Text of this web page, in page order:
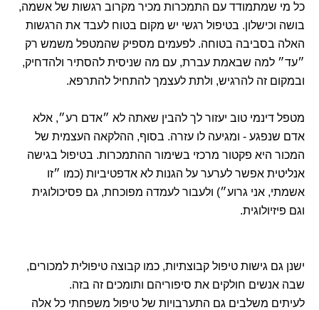
כל מי שמתמודד עם התמכרות מכיר מקרוב רגשות של אשמה,
בושה וכישלון. בטיפול רגשי יש מקום בטוח לעבד את הרגשות
האלה בסביבה בטוחה. לפעמים מספיק שהמטפל משמש רק
״עד״ למה שבאמת עברת, עם מה שניסית להסתיר ולהדחיק,
ובמקום זה להרגיש, ולתת לעצמך להתחיל להתרפא.
מטפל דינמי טוב יעזור לך להבין שאתה לא ״אדם רע״, אלא
אדם שנפגע - ומגיעה לו עזרה. בסוף, ההלקאה העצמית של
המכור היא פקטור מרכזי בשימור ההתמכרות. בטיפול בגישה
אנליטית אפשר לערער על הגנות לא אדפטיביות (כמו ״זו
אשמתי, אני גרוע״) ולעבור לעמדה מפוכחת, גם פסיכולוגית
וגם פיזיולוגית.
ישנן גם גישות טיפול קבוצתיות, כמו קבוצה טיפולית למכורים,
שבה אנשים חולקים את סיפוריהם ותומכים זה בזה.
לעיתים משלבים גם התערבויות של טיפול משפחתי כל אלה